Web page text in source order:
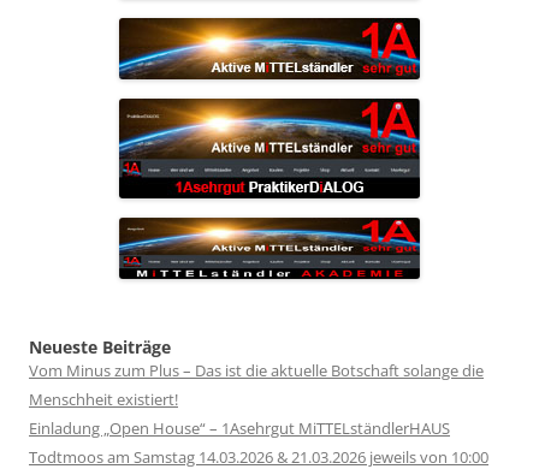
Neueste Beiträge
Vom Minus zum Plus – Das ist die aktuelle Botschaft solange die
Menschheit existiert!
Einladung „Open House“ – 1Asehrgut MiTTELständlerHAUS
Todtmoos am Samstag 14.03.2026 & 21.03.2026 jeweils von 10:00